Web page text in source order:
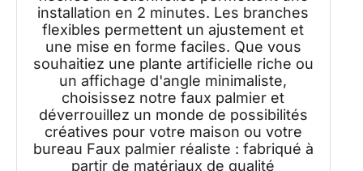
installation en 2 minutes. Les branches
flexibles permettent un ajustement et
une mise en forme faciles. Que vous
souhaitiez une plante artificielle riche ou
un affichage d'angle minimaliste,
choisissez notre faux palmier et
déverrouillez un monde de possibilités
créatives pour votre maison ou votre
bureau Faux palmier réaliste : fabriqué à
partir de matériaux de qualité